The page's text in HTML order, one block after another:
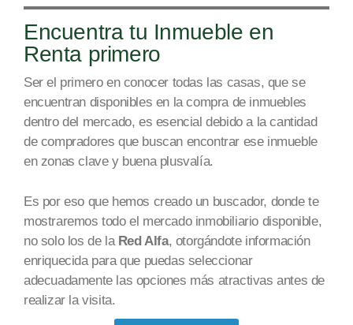
Encuentra tu Inmueble en
Renta primero
Ser el primero en conocer todas las casas, que se
encuentran disponibles en la compra de inmuebles
dentro del mercado, es esencial debido a la cantidad
de compradores que buscan encontrar ese inmueble
enzonas clave y buena plusvalía.
Es por eso que hemos creado un buscador, donde te
mostraremos todo el mercado inmobiliario disponible,
no solo los de la Red Alfa, otorgándote información
enriquecida para que puedas seleccionar
adecuadamente las opciones más atractivas antes de
realizar la visita.